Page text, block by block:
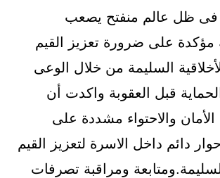
فى ظل عالم منفتح يصعب
مؤكدة على ضرورة تعزيز القيم
السليمة من خلال الوعى
قبل العقوبة واكدت أن
والاحتواء مشددة على
دائم داخل الاسرة لتعزيز القيم
ومراقبة تصرفات